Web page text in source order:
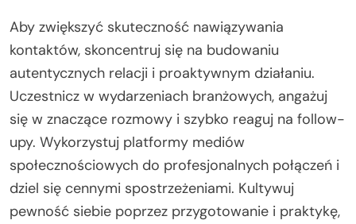
Aby zwiększyć skuteczność nawiązywania
kontaktów, skoncentruj się na budowaniu
autentycznych relacji i proaktywnym działaniu.
Uczestnicz w wydarzeniach branżowych, angażuj
się w znaczące rozmowy i szybko reaguj na follow-
upy. Wykorzystuj platformy mediów
społecznościowych do profesjonalnych połączeń i
dziel się cennymi spostrzeżeniami. Kultywuj
pewność siebie poprzez przygotowanie i praktykę,